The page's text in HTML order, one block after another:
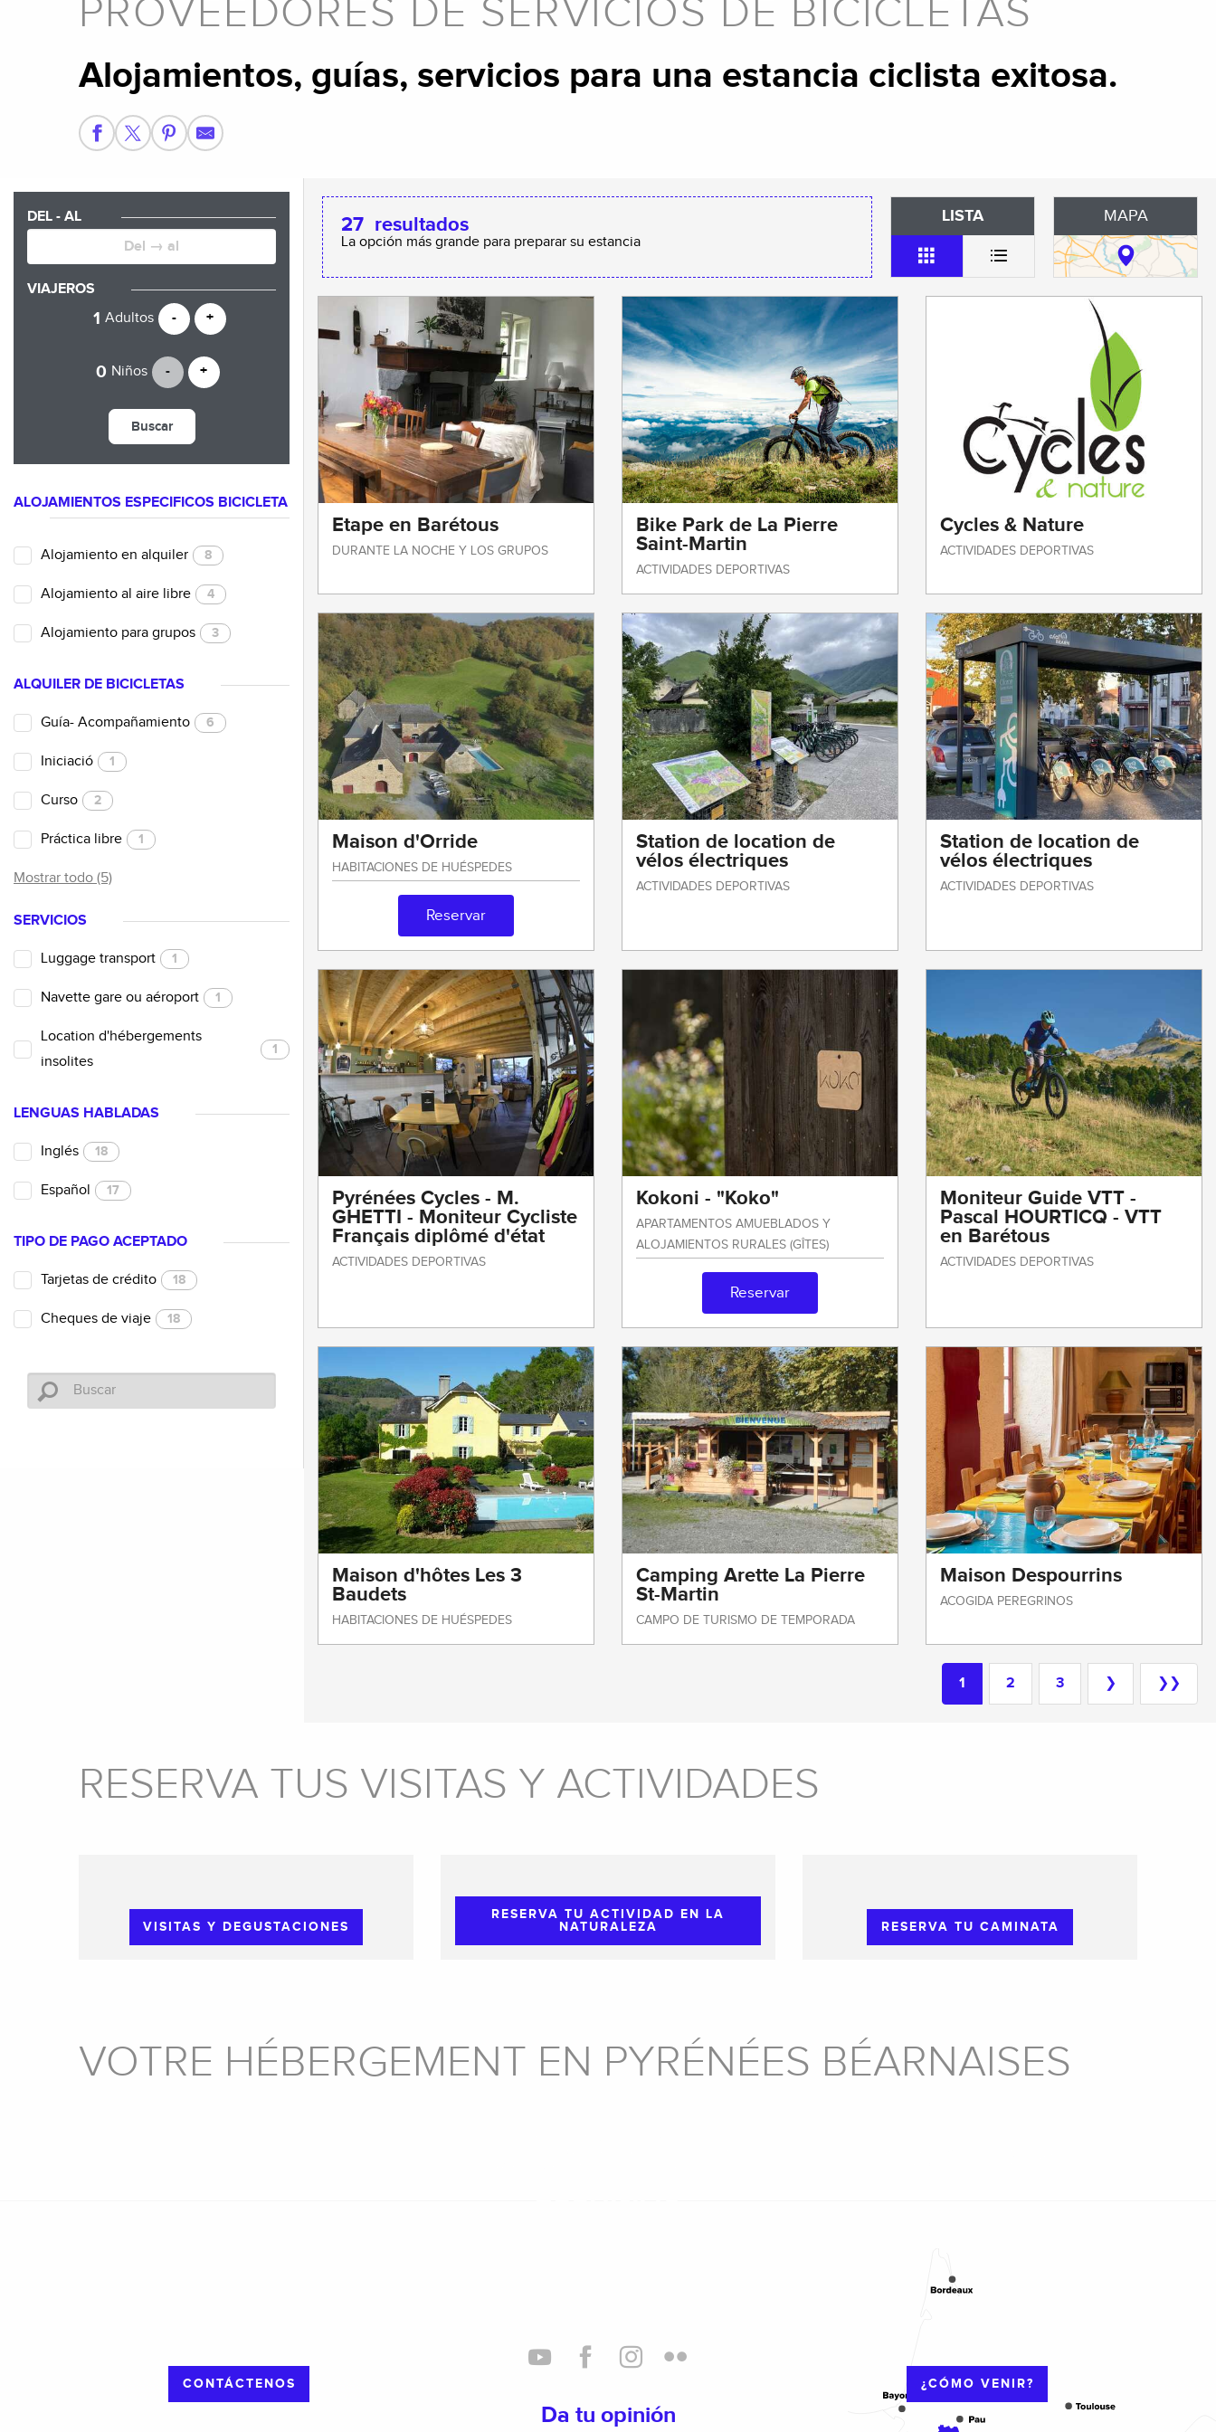
PROVEEDORES DE SERVICIOS DE BICICLETAS
Alojamientos, guías, servicios para una estancia ciclista exitosa.
DEL - AL
VIAJEROS
Adultos
- +
Niños - +
Buscar
ALOJAMIENTOS ESPECÍFICOS BICICLETA
Alojamiento en alquiler 8
Alojamiento al aire libre 4
Alojamiento para grupos 3
ALQUILER DE BICICLETAS
Guía- Acompañamiento 6
Iniciació 1
Curso 2
Práctica libre 1
Mostrar todo (5)
SERVICIOS
Luggage transport 1
Navette gare ou aéroport 1
Location d'hébergements
insolites
1
LENGUAS HABLADAS
Inglés 18
Español 17
TIPO DE PAGO ACEPTADO
Tarjetas de crédito 18
Cheques de viaje 18
27 resultados
La opción más grande para preparar su estancia
LISTA MAPA
Etape en Barétous
DURANTE LA NOCHE Y LOS GRUPOS
Bike Park de La Pierre
Saint-Martin
ACTIVIDADES DEPORTIVAS
Cycles & Nature
ACTIVIDADES DEPORTIVAS
Maison d'Orride
HABITACIONES DE HUÉSPEDES
Reservar
Station de location de
vélos électriques
ACTIVIDADES DEPORTIVAS
Station de location de
vélos électriques
ACTIVIDADES DEPORTIVAS
Pyrénées Cycles - M.
GHETTI - Moniteur Cycliste
Français diplômé d'état
ACTIVIDADES DEPORTIVAS
Kokoni - "Koko"
APARTAMENTOS AMUEBLADOS Y
ALOJAMIENTOS RURALES (GÎTES)
Reservar
Moniteur Guide VTT -
Pascal HOURTICQ - VTT
en Barétous
ACTIVIDADES DEPORTIVAS
Maison d'hôtes Les 3
Baudets
HABITACIONES DE HUÉSPEDES
Camping Arette La Pierre
St-Martin
CAMPO DE TURISMO DE TEMPORADA
Maison Despourrins
ACOGIDA PEREGRINOS
1 2 3 ❯ ❯❯
RESERVA TUS VISITAS Y ACTIVIDADES
VISITAS Y DEGUSTACIONES
RESERVA TU ACTIVIDAD EN LA
NATURALEZA
RESERVA TU CAMINATA
VOTRE HÉBERGEMENT EN PYRÉNÉES BÉARNAISES
CONTÁCTENOS
Da tu opinión
¿CÓMO VENIR?